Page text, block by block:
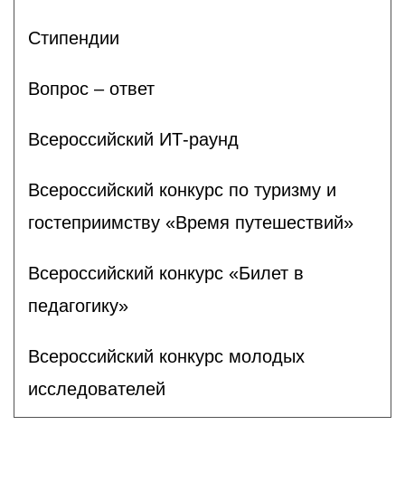
Стипендии
Вопрос – ответ
Всероссийский ИТ-раунд
Всероссийский конкурс по туризму и
гостеприимству «Время путешествий»
Всероссийский конкурс «Билет в
педагогику»
Всероссийский конкурс молодых
исследователей